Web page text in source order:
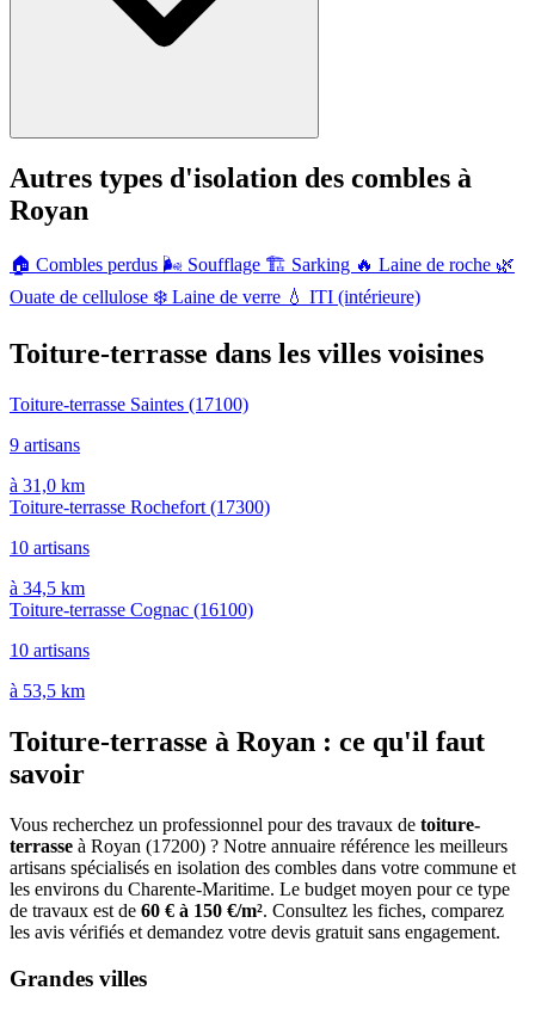
Autres types d'isolation des combles à
Royan
🏠 Combles perdus 🌬️ Soufflage 🏗️ Sarking 🔥 Laine de roche 🌿
Ouate de cellulose ❄️ Laine de verre 💧 ITI (intérieure)
Toiture-terrasse dans les villes voisines
Toiture-terrasse Saintes (17100)
9 artisans
à 31,0 km
Toiture-terrasse Rochefort (17300)
10 artisans
à 34,5 km
Toiture-terrasse Cognac (16100)
10 artisans
à 53,5 km
Toiture-terrasse à Royan : ce qu'il faut
savoir
Vous recherchez un professionnel pour des travaux de toiture-
terrasse à Royan (17200) ? Notre annuaire référence les meilleurs
artisans spécialisés en isolation des combles dans votre commune et
les environs du Charente-Maritime. Le budget moyen pour ce type
de travaux est de 60 € à 150 €/m². Consultez les fiches, comparez
les avis vérifiés et demandez votre devis gratuit sans engagement.
Grandes villes